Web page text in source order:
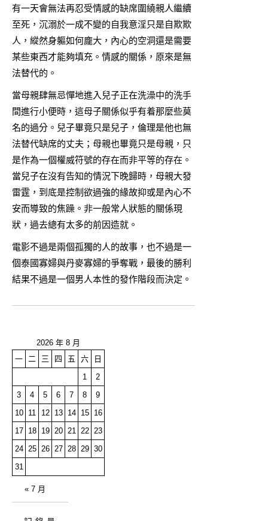
有一天會無法再忍受情感的缺席圍繞親人繼續
至死，沉溺於一成不變的自我意淫只是自欺欺
人，縱然身軀如何龐大，內心的空洞還是需要
某些東西才能夠填充。情感的關係，原來是無
法替代的。
當母親肆無忌憚地進入兒子正在洗澡中的洗手
間進行小便時，這母子關係似乎有着那麼些莫
名的過分。兒子畢竟只是兒子，倫理是他也無
法替代缺席的丈夫；母親也畢竟只是母親，只
是作為一個權威符號的存在而非平等的存在。
當兒子在沒有告知的情況下晚歸時，母親大發
雷霆，到底是控制欲過強的緣故抑或是內心不
安而導致的焦躁。非一般常人狀態的關係現
狀，過去總有太多的前因造就。
電影不過是兩個孤獨的人的故事，也不過是一
個泰國寡婦與丹麥寡婦的爭奪戰，最後的勝利
結果不過是一個男人本性的發作階段而決定。
2026 年 8 月
一
二 三 四 五 六
日
1
2
3
4 5 6 7 8
9
10
11 12 13 14 15
16
17
18 19 20 21 22
23
24
25 26 27 28 29 30
31
« 7 月